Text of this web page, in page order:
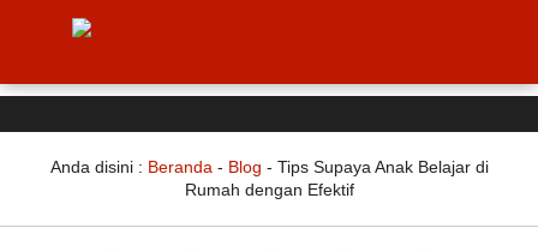
Anda disini : Beranda - Blog - Tips Supaya Anak Belajar di
Rumah dengan Efektif